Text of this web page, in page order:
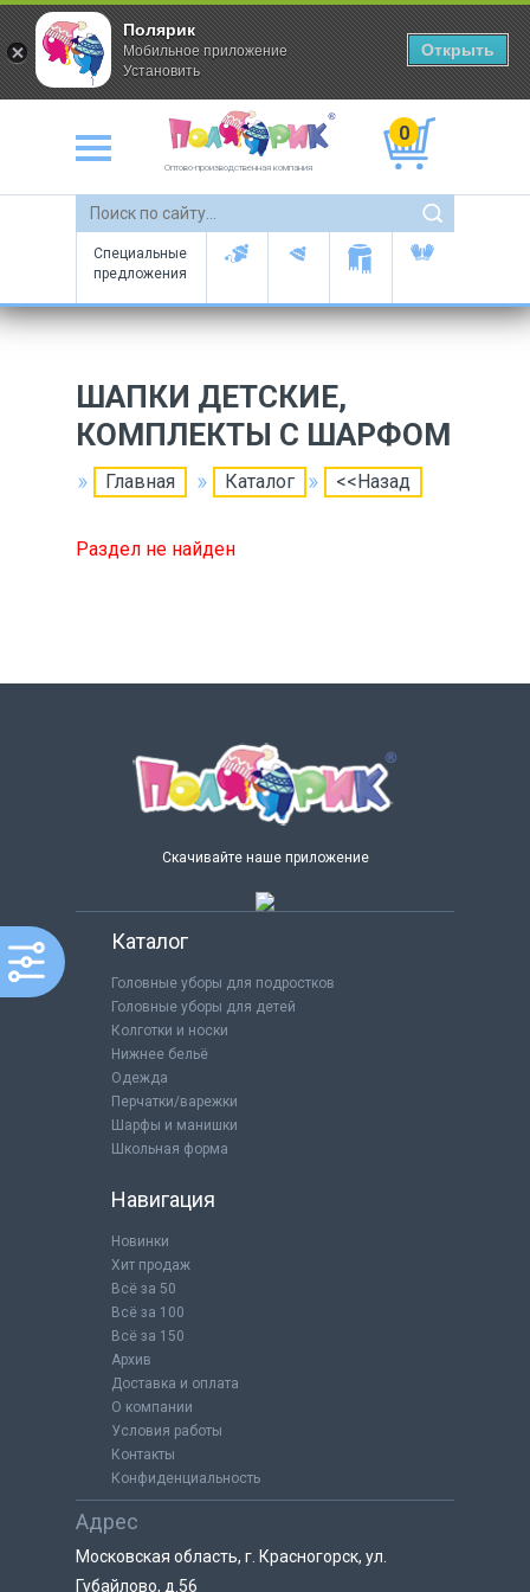
Оптово-производственная компания
0
Специальные
предложения
ШАПКИ ДЕТСКИЕ,
КОМПЛЕКТЫ С ШАРФОМ
Главная Каталог <<Назад
Раздел не найден
Скачивайте наше приложение
Каталог
Головные уборы для подростков
Головные уборы для детей
Колготки и носки
Нижнее бельё
Одежда
Перчатки/варежки
Шарфы и манишки
Школьная форма
Навигация
Новинки
Хит продаж
Всё за 50
Всё за 100
Всё за 150
Архив
Доставка и оплата
О компании
Условия работы
Контакты
Конфиденциальность
Адрес
Московская область, г. Красногорск, ул.
Губайлово, д.56
Полярик
Мобильное приложение
Установить
Открыть